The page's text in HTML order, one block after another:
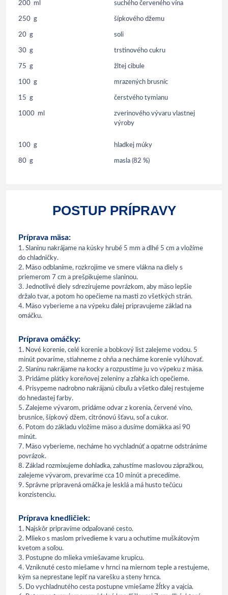
200 ml suchého červeného vína
250 g šípkového džemu
20 g soli
30 g trstinového cukru
75 g žltej cibule
100 g mrazených brusníc
15 g čerstvého tymianu
1000 ml
zverinového vývaru vlastnej
výroby
100 g hladkej múky
80 g masla (82 %)
POSTUP PRÍPRAVY
Príprava mäsa:
1. Slaninu nakrájame na kúsky hrubé 5 mm a dlhé 5 cm a vložíme
do chladničky.
2. Mäso odblaníme, rozkrojíme ve smere vlákna na diely s
priemerom 7 cm a prešpikujeme slaninou.
3. Jednotlivé diely sdrezírujeme povrázkom, aby mäso lepšie
držalo tvar, a potom ho opečieme na masti zo všetkých strán.
4. Mäso vyberieme a na výpeku ďalej pripravujeme základ na
omáčku.
Príprava omáčky:
1. Nové korenie, celé korenie a bobkový list zalejeme vodou. 5
minút povaríme, stiahneme z ohňa a necháme korenie vylúhovať.
2. Slaninu nakrájame na kocky a rozpustíme ju vo výpeku z mäsa.
3. Pridáme plátky koreňovej zeleniny a zľahka ich opečieme.
4. Prisypeme nadrobno nakrájanú cibuľu a všetko ďalej restujeme
do hnedastej farby.
5. Zalejeme vývarom, pridáme odvar z korenia, červené víno,
brusnice, šípkový džem, citrónovú šťavu, soľ a cukor.
6. Potom do základu vložíme mäso a dusíme domäkka asi 90
minút.
7. Mäso vyberieme, necháme ho vychladnúť a opatrne odstránime
povrázok.
8. Základ rozmixujeme dohladka, zahustíme maslovou zápražkou,
zalejeme vývarom, prevaríme cca 10 minút a precedíme.
9. Správne pripravená omáčka je lesklá a má husto tečúcu
konzistenciu.
Príprava knedličiek:
1. Najskôr pripravíme odpaľované cesto.
2. Mlieko s maslom privedieme k varu a ochutíme muškátovým
kvetom a soľou.
3. Postupne do mlieka vmiešavame krupicu.
4. Vzniknuté cesto miešame v hrnci na miernom teple a restujeme,
kým sa neprestane lepiť na varešku a steny hrnca.
5. Do vychladnutého cesta postupne vmiešame žĺtky a vajcia.